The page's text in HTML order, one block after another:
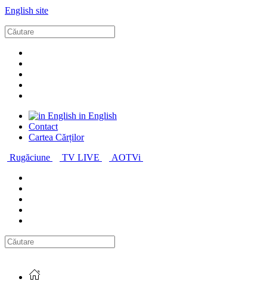
English site
in English
Contact
Cartea Cărților
Rugăciune
TV LIVE AOTVi